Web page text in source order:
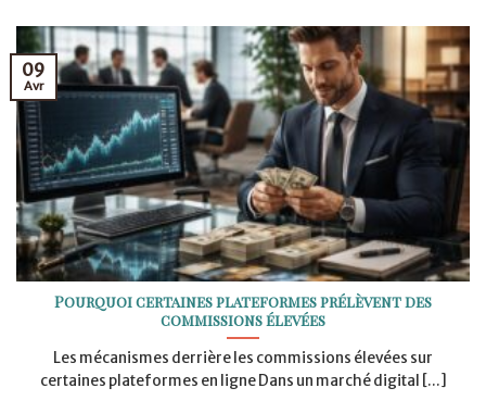
Pourquoi certaines plateformes prélèvent des
commissions élevées
Les mécanismes derrière les commissions élevées sur
certaines plateformes en ligne Dans un marché digital [...]
09
Avr